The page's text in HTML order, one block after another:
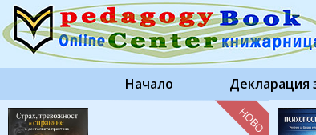
Начало Декларация
НОВО